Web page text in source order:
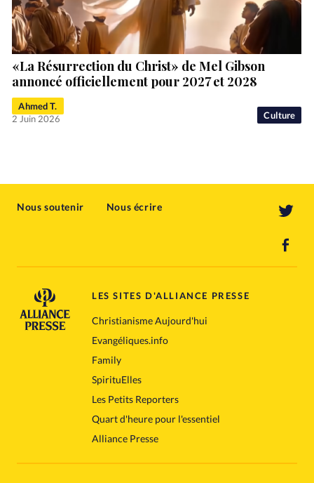
Culture
«La Résurrection du Christ» de Mel Gibson
annoncé officiellement pour 2027 et 2028
Ahmed T.
2 Juin 2026
Nous soutenir Nous écrire
LES SITES D'ALLIANCE PRESSE
Christianisme Aujourd'hui
Evangéliques.info
Family
SpirituElles
Les Petits Reporters
Quart d'heure pour l'essentiel
Alliance Presse